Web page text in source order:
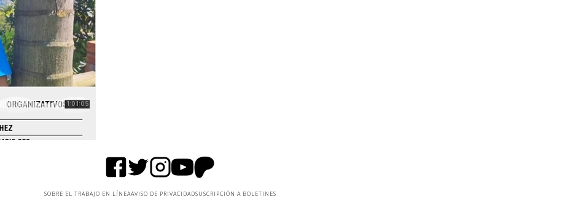
SOBRE EL TRABAJO EN LÍNEAAVISO DE PRIVACIDADSUSCRIPCIÓN A BOLETINES